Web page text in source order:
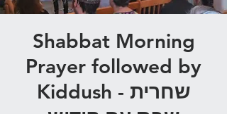
Shabbat Morning
Prayer followed by
Kiddush - שחרית